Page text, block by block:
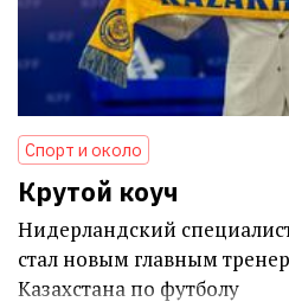
Спорт и около
Крутой коуч
Нидерландский
стал новым главным
Казахстана по футболу